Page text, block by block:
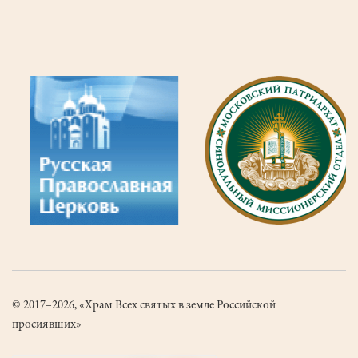
© 2017–2026, «Храм Всех святых в земле Российской
просиявших»